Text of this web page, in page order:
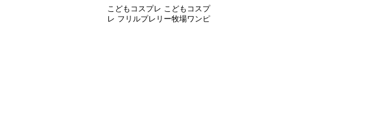
こどもコスプレ こどもコスプ
レ フリルプレリー牧場ワンピ